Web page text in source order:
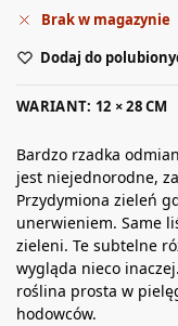
Brak w magazynie
Dodaj do
WARIANT: 12 × 28 CM
Bardzo rzadka
jest niejednorodne,
Przydymiona zieleń
unerwieniem. Same
zieleni. Te subtelne
wygląda nieco
roślina prosta w
hodowców.